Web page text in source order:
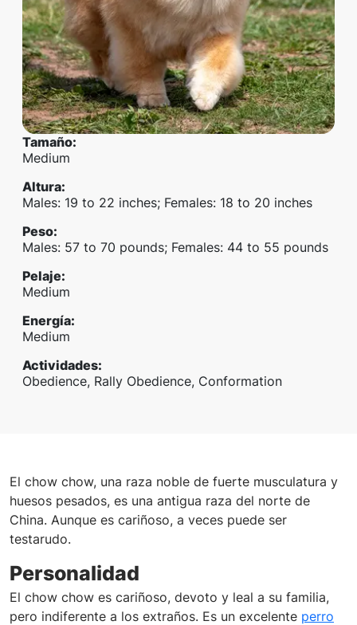
Tamaño:
Medium
Altura:
Males: 19 to 22 inches; Females: 18 to 20 inches
Peso:
Males: 57 to 70 pounds; Females: 44 to 55 pounds
Pelaje:
Medium
Energía:
Medium
Actividades:
Obedience, Rally Obedience, Conformation
El chow chow, una raza noble de fuerte musculatura y
huesos pesados, es una antigua raza del norte de
China. Aunque es cariñoso, a veces puede ser
testarudo.
Personalidad
El chow chow es cariñoso, devoto y leal a su familia,
pero indiferente a los extraños. Es un excelente perro